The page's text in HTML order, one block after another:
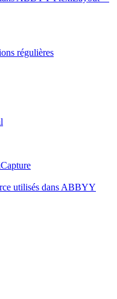
régulières
utilisés dans ABBYY